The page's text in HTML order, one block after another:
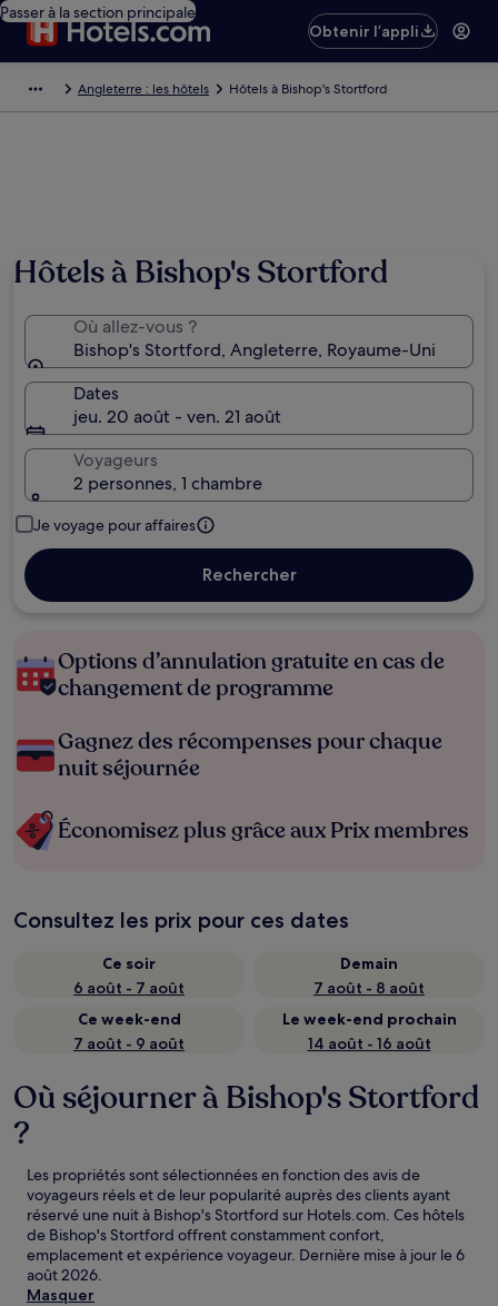
Passer à la section principale
Obtenir l’appli
Angleterre : les hôtels Hôtels à Bishop's Stortford
Hôtels à Bishop's Stortford
Où allez-vous ?
Bishop's Stortford, Angleterre, Royaume-Uni
Dates
jeu. 20 août - ven. 21 août
Voyageurs
2 personnes, 1 chambre
Je voyage pour affaires
Rechercher
Options d’annulation gratuite en cas de
changement de programme
Gagnez des récompenses pour chaque
nuit séjournée
Économisez plus grâce aux Prix membres
Consultez les prix pour ces dates
Ce soir
6 août - 7 août
Demain
7 août - 8 août
Ce week-end
7 août - 9 août
Le week-end prochain
14 août - 16 août
Où séjourner à Bishop's Stortford
?
Les propriétés sont sélectionnées en fonction des avis de
voyageurs réels et de leur popularité auprès des clients ayant
réservé une nuit à Bishop's Stortford sur Hotels.com. Ces hôtels
de Bishop's Stortford offrent constamment confort,
emplacement et expérience voyageur. Dernière mise à jour le6
août 2026.
Masquer